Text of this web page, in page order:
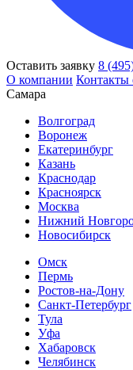
Оставить заявку 8
О компании Контакты
Самара
Волгоград
Воронеж
Екатеринбург
Казань
Краснодар
Красноярск
Москва
Нижний
Новосибирск
Омск
Пермь
Ростов-на-Дону
Санкт-Петербург
Тула
Уфа
Хабаровск
Челябинск